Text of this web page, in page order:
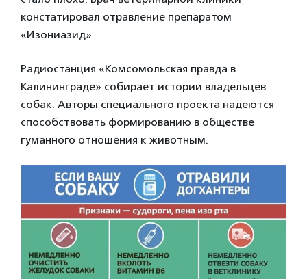
констатировал отравление препаратом
«Изониазид».
Радиостанция «Комсомольская правда в
Калининграде» собирает истории владельцев
собак. Авторы специального проекта надеются
способствовать формированию в обществе
гуманного отношения к животным.